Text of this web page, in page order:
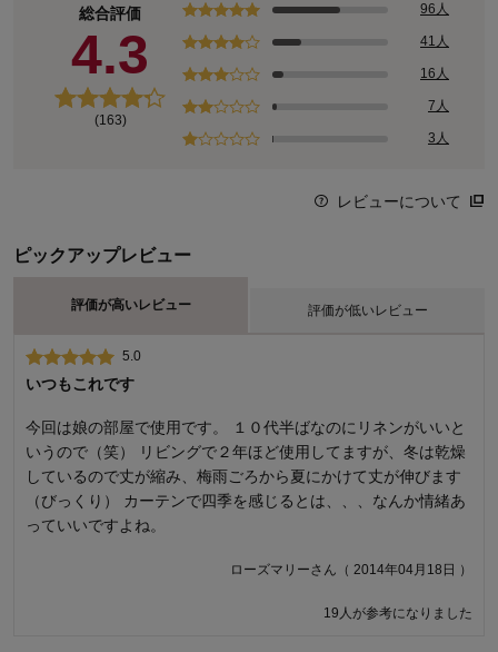
総合評価
4.3
(163)
96人
41人
16人
7人
3人
レビューについて
ピックアップレビュー
評価が高いレビュー 評価が低いレビュー
5.0
いつもこれです
今回は娘の部屋で使用です。 １０代半ばなのにリネンがいいと
いうので（笑） リビングで２年ほど使用してますが、冬は乾燥
しているので丈が縮み、梅雨ごろから夏にかけて丈が伸びます
（びっくり） カーテンで四季を感じるとは、、、なんか情緒あ
っていいですよね。
ローズマリーさん（ 2014年04月18日 ）
19人が参考になりました
1.0
ひどい
色がアイボリーの表示で写真の色も薄い白っぽい麻色で一年中
使えると思い注文しましたが、届いた商品は濃くて暗～い麻色
で、、楽しみにしていたのに凄く残念でした。 重くて取り付け
るのも大変で麻素材とは思えないものでした。 二度とコチラで
はカーテンの購入はしません。 色と素材感が余りにも違うので